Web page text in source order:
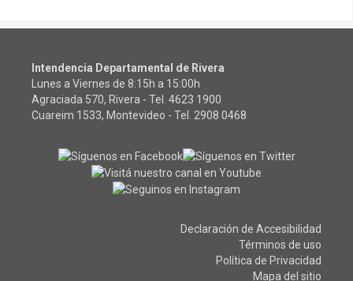
Intendencia Departamental de Rivera
Lunes a Viernes de 8:15h a 15:00h
Agraciada 570, Rivera - Tel. 4623 1900
Cuareim 1533, Montevideo - Tel. 2908 0468
Declaración de Accesibilidad
Términos de uso
Política de Privacidad
Mapa del sitio